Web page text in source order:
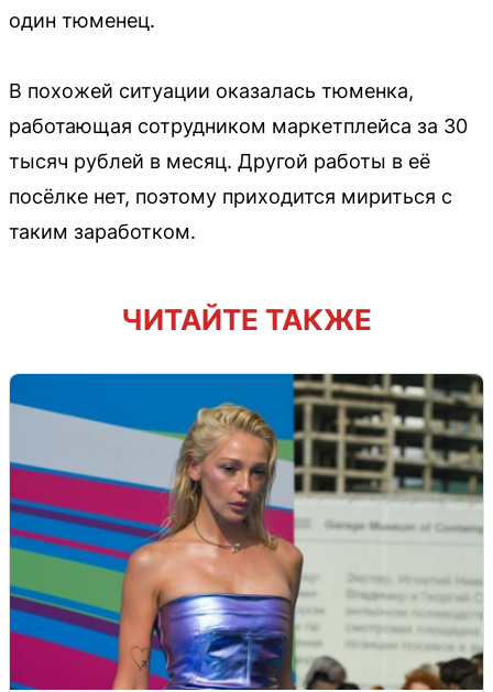
один тюменец.
В похожей ситуации оказалась тюменка,
работающая сотрудником маркетплейса за 30
тысяч рублей в месяц. Другой работы в её
посёлке нет, поэтому приходится мириться с
таким заработком.
ЧИТАЙТЕ ТАКЖЕ